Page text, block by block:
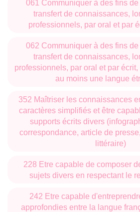
061 Communiquer à des fins
transfert de connaissances,
professionnels, par oral et par
062 Communiquer à des fins
transfert de connaissances,
professionnels, par oral et par
au moins une langue
352 Maîtriser les connaissances
caractères simplifiés et être
supports écrits divers
correspondance, article de
littéraire)
228 Etre capable de composer
sujets divers en respectant le
242 Etre capable
approfondies entre la langue